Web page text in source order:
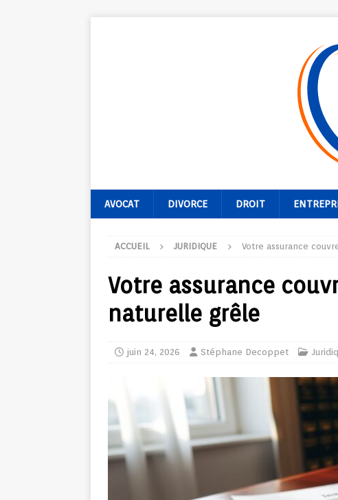
AVOCAT DIVORCE DROIT
ACCUEIL JURIDIQUE Votre assurance
Votre assurance
naturelle grêle
juin 24, 2026 Stéphane Decoppet